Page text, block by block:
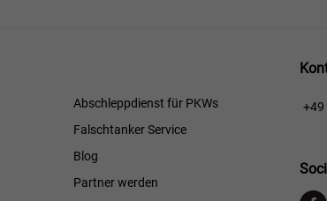
Abschleppdienst für PKWs
Falschtanker Service
Blog
Partner werden
+49